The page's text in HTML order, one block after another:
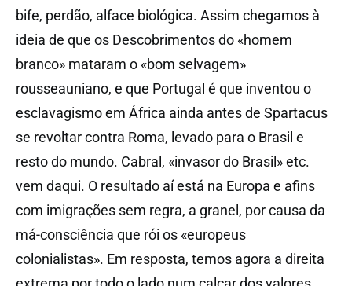
bife, perdão, alface biológica. Assim chegamos à
ideia de que os Descobrimentos do «homem
branco» mataram o «bom selvagem»
rousseauniano, e que Portugal é que inventou o
esclavagismo em África ainda antes de Spartacus
se revoltar contra Roma, levado para o Brasil e
resto do mundo. Cabral, «invasor do Brasil» etc.
vem daqui. O resultado aí está na Europa e afins
com imigrações sem regra, a granel, por causa da
má-consciência que rói os «europeus
colonialistas». Em resposta, temos agora a direita